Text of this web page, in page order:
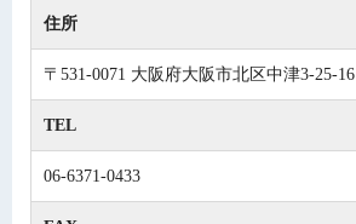
住所
〒531-0071 大阪府大阪市北区中津3-25-16
TEL
06-6371-0433